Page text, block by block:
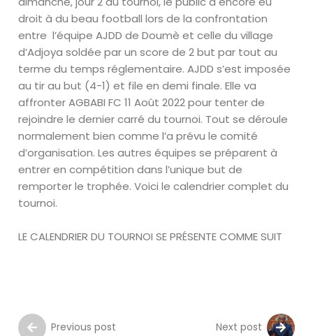
droit à du beau football lors de la confrontation
entre l’équipe AJDD de Doumè et celle du village
d’Adjoya soldée par un score de 2 but par tout au
terme du temps réglementaire. AJDD s’est imposée
au tir au but (4-1) et file en demi finale. Elle va
affronter AGBABI FC 11 Août 2022 pour tenter de
rejoindre le dernier carré du tournoi. Tout se déroule
normalement bien comme l’a prévu le comité
d’organisation. Les autres équipes se préparent à
entrer en compétition dans l’unique but de
remporter le trophée. Voici le calendrier complet du
tournoi.
LE CALENDRIER DU TOURNOI SE PRÉSENTE COMME SUIT
Previous post Next post